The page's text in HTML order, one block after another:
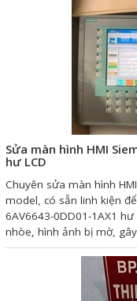
Sửa màn hình HMI
hư LCD
Chuyên sửa màn hình
model, có sẵn linh kiện
6AV6643-0DD01-1AX1
nhòe, hình ảnh bị mờ,
Toàn Xe Nâng
Hệ thống điều khiển
sát và thu thập dữ
Giải pháp quản lý
Bảng LED điện tử
Bảng điện tử năng
Bảng Led hiển thị
độ ẩm
Đồng hồ thời gian
Máy dò kim loại